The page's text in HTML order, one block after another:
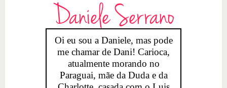
Daniele Serrano
Oi eu sou a Daniele, mas pode
me chamar de Dani! Carioca,
atualmente morando no
Paraguai, mãe da Duda e da